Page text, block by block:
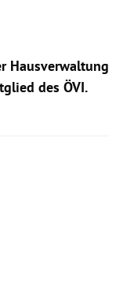
Hausverwaltung
des ÖVI.